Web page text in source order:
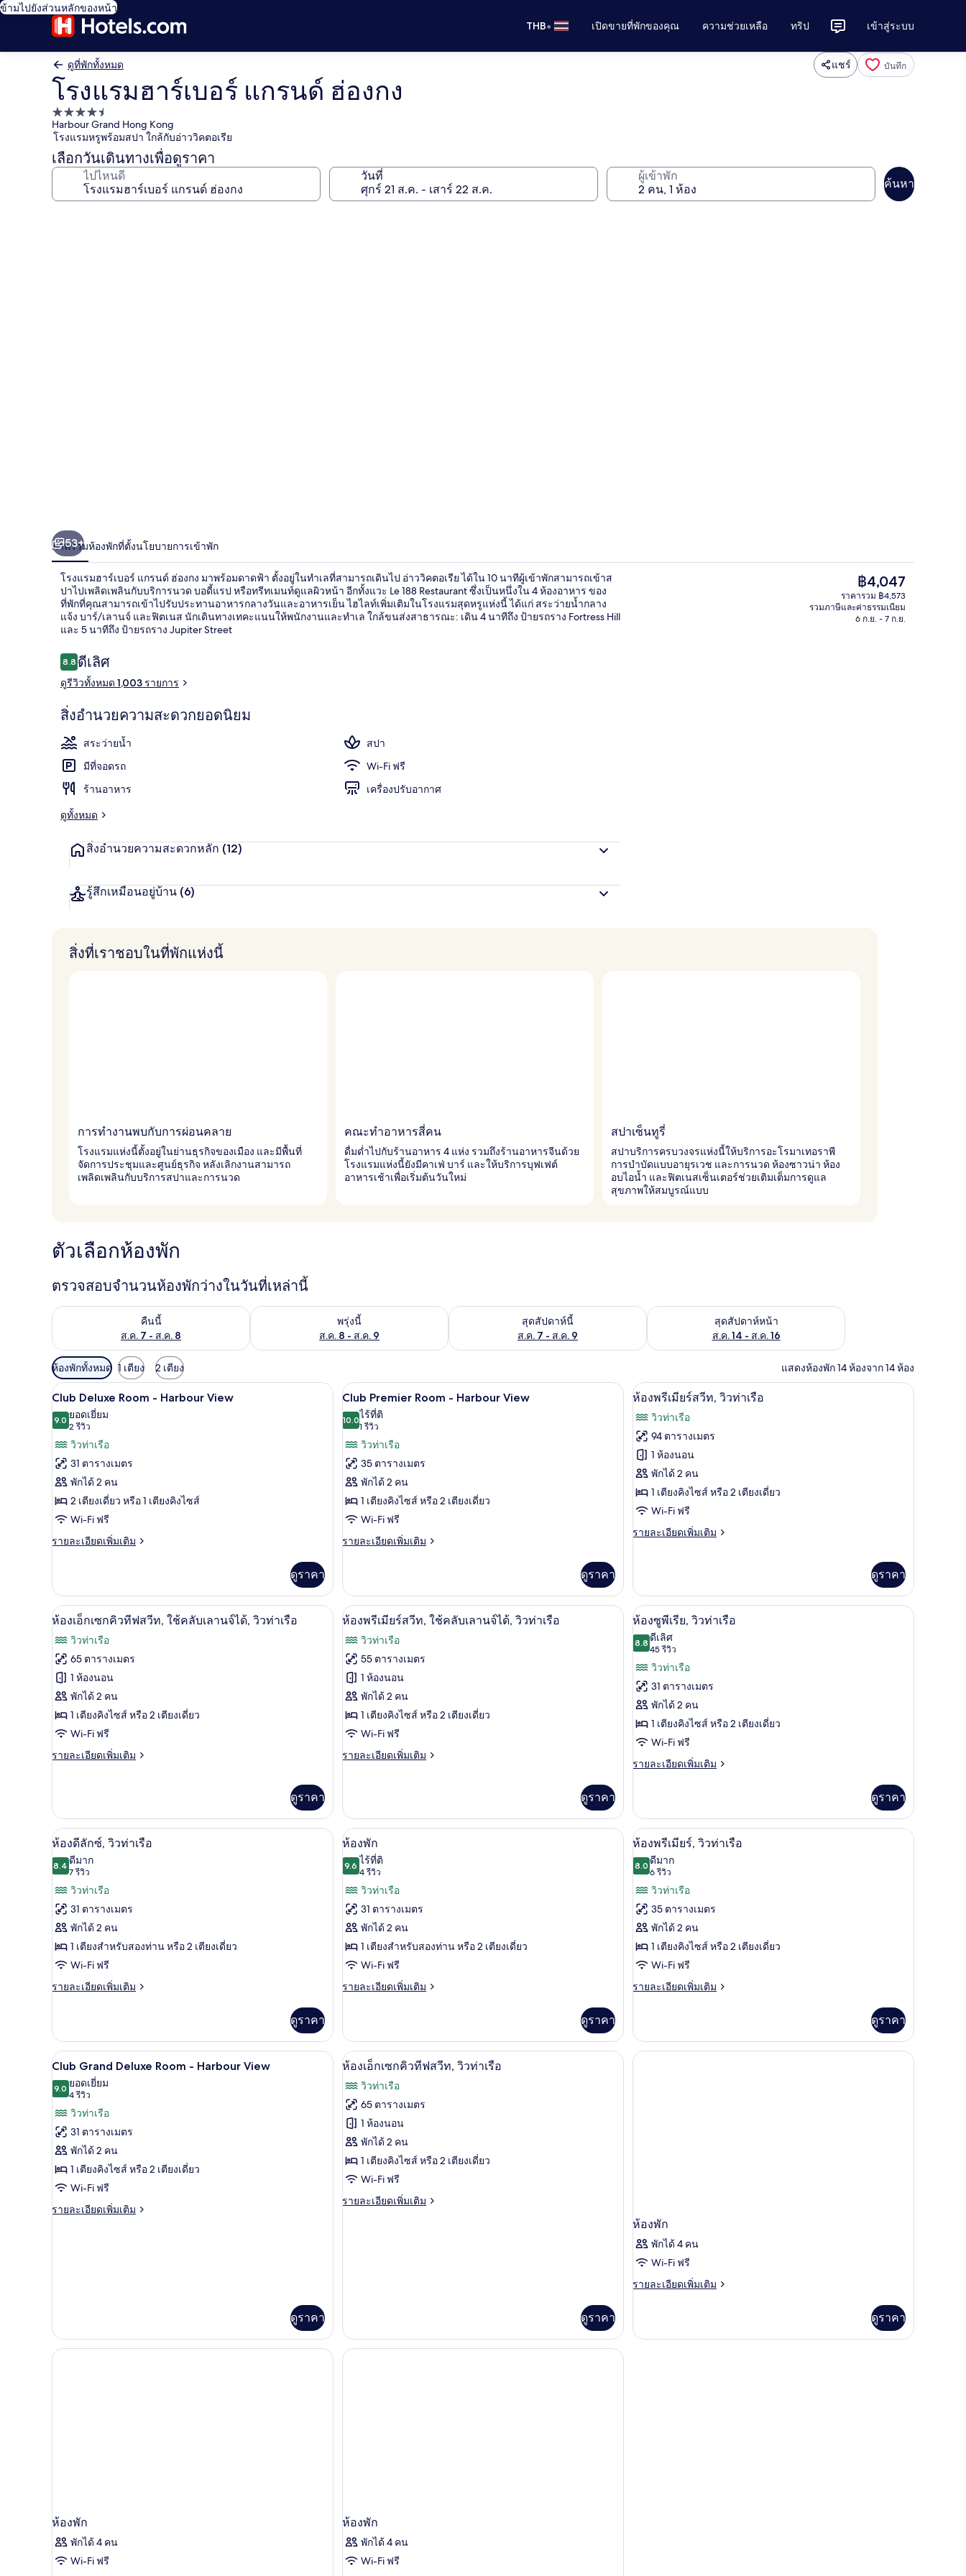
ข้ามไปยังส่วนหลักของหน้า
THB• เปิดขายที่พักของคุณ ความช่วยเหลือ ทริป เข้าสู่ระบบ
ดูที่พักทั้งหมด แชร์ บันทึก
โรงแรมฮาร์เบอร์ แกรนด์ ฮ่องกง
ที่พัก
4.5
ดาว
Harbour Grand Hong Kong
โรงแรมหรูพร้อมสปา ใกล้กับอ่าววิคตอเรีย
เลือกวันเดินทางเพื่อดูราคา
ไปไหนดี วันที่ ผู้เข้าพัก
ค้นหา
ภายใน
53+
ภาพรวมห้องพักที่ตั้งนโยบายการเข้าพัก
โรงแรมฮาร์เบอร์ แกรนด์ ฮ่องกง มาพร้อมดาดฟ้า ตั้งอยู่ในทำเลที่สามารถเดินไป อ่าววิคตอเรีย ได้ใน 10 นาทีผู้เข้าพักสามารถเข้าส
ปาไปเพลิดเพลินกับบริการนวด บอดี้แรป หรือทรีทเมนท์ดูแลผิวหน้า อีกทั้งแวะ Le 188 Restaurant ซึ่งเป็นหนึ่งใน 4 ห้องอาหาร ของ
ที่พักที่คุณสามารถเข้าไปรับประทานอาหารกลางวันและอาหารเย็น ไฮไลท์เพิ่มเติมในโรงแรมสุดหรูแห่งนี้ ได้แก่ สระว่ายน้ำกลาง
แจ้ง บาร์/เลานจ์ และฟิตเนส นักเดินทางเทคะแนนให้พนักงานและทำเล ใกล้ขนส่งสาธารณะ: เดิน 4 นาทีถึง ป้ายรถราง Fortress Hill
และ 5 นาทีถึง ป้ายรถราง Jupiter Street
รีวิว
8.88.8 จาก 10
ดีเลิศ
ดูรีวิวทั้งหมด 1,003 รายการ
สิ่งอำนวยความสะดวกยอดนิยม
สระว่ายน้ำ
สปา
มีที่จอดรถ
Wi-Fi ฟรี
ร้านอาหาร
เครื่องปรับอากาศ
ดูทั้งหมด
สิ่งอำนวยความสะดวกหลัก (12)
รู้สึกเหมือนอยู่บ้าน (6)
ราคา
ปัจจุบัน
฿4,047
฿4,047
ราคารวม ฿4,573
รวมภาษีและค่าธรรมเนียม
6 ก.ย. - 7 ก.ย.
สิ่งที่เราชอบในที่พักแห่งนี้
การทำงานพบกับการผ่อนคลาย
โรงแรมแห่งนี้ตั้งอยู่ในย่านธุรกิจของเมือง และมีพื้นที่
จัดการประชุมและศูนย์ธุรกิจ หลังเลิกงานสามารถ
เพลิดเพลินกับบริการสปาและการนวด
คณะทำอาหารสี่คน
ดื่มด่ำไปกับร้านอาหาร 4 แห่ง รวมถึงร้านอาหารจีนด้วย
โรงแรมแห่งนี้ยังมีคาเฟ่ บาร์ และให้บริการบุฟเฟต์
อาหารเช้าเพื่อเริ่มต้นวันใหม่
สปาเซ็นทูรี่
สปาบริการครบวงจรแห่งนี้ให้บริการอะโรมาเทอราพี
การบำบัดแบบอายุรเวช และการนวด ห้องซาวน่า ห้อง
อบไอน้ำ และฟิตเนสเซ็นเตอร์ช่วยเติมเต็มการดูแล
สุขภาพให้สมบูรณ์แบบ
ตัวเลือกห้องพัก
ตรวจสอบจำนวนห้องพักว่างในวันที่เหล่านี้
คืนนี้
ส.ค. 7 - ส.ค. 8
ตรวจสอบจำนวนห้องพักว่างในคืนนี้ ส.ค. 7 - ส.ค. 8
พรุ่งนี้
ส.ค. 8 - ส.ค. 9
ตรวจสอบจำนวนห้องพักว่างในพรุ่งนี้ ส.ค. 8 - ส.ค. 9
สุดสัปดาห์นี้
ส.ค. 7 - ส.ค. 9
ตรวจสอบจำนวนห้องพักว่างในสุดสัปดาห์นี้ ส.ค. 7 - ส.ค. 9สุดสัปดาห์หน้า
ส.ค. 14 - ส.ค. 16
ตรวจสอบจำนวนห้องพักว่างในสุดสัปดาห์หน้า ส.ค. 14 - ส.ค. 16
ตัว
กรอง
ที่
มี
สำหรับ
ห้อง
พัก
ห้องพักทั้งหมด 1 เตียง 2 เตียง แสดงห้องพัก 14 ห้องจาก 14 ห้อง
เปิด
ภาพถ่าย
ทั้งหมด
ของ
Club
Deluxe
Room
-
Harbour
10
Club Deluxe Room - Harbour View
9.09.0 จาก 10
ยอดเยี่ยม
2 รีวิว
(2
รีวิว)
วิวท่าเรือ
31 ตารางเมตร
พักได้ 2 คน
2 เตียงเดี่ยว หรือ 1 เตียงคิงไซส์
Wi-Fi ฟรี
รายละเอียดเพิ่มเติม
ราย
เกี่ยว
กับ
Club
Room
Harbour
View
ดูราคา
เปิด
ภาพถ่าย
ทั้งหมด
ของ
Club
Premier
Room
-
Harbour
11
Club Premier Room - Harbour View
10.010.0 จาก 10
ไร้ที่ติ
1 รีวิว
(1
รีวิว)
วิวท่าเรือ
35 ตารางเมตร
พักได้ 2 คน
1 เตียงคิงไซส์ หรือ 2 เตียงเดี่ยว
Wi-Fi ฟรี
รายละเอียดเพิ่มเติม
ราย
เกี่ยว
กับ
Club
Room
Harbour
View
ดูราคา
เปิด
ภาพถ่าย
ทั้งหมด
ของ
ห้อง
พรีเมียร์
สวีท,
วิว
6
ห้องพรีเมียร์สวีท, วิวท่าเรือ
วิวท่าเรือ
94 ตารางเมตร
1 ห้องนอน
พักได้ 2 คน
1 เตียงคิงไซส์ หรือ 2 เตียงเดี่ยว
Wi-Fi ฟรี
รายละเอียดเพิ่มเติม
ราย
กับ
ห้อง
พรีเมียร์
สวี
ท,
วิว
ท่าเรือ
ดูราคา
เปิด
ภาพถ่าย
ทั้งหมด
ของ
ห้อง
เอ็ก
เซก
คิว
ใช้
คลับ
เลา
นจ์
ได้,
วิว
ท่าเรือ
มินิบาร์, ตู้นิรภัยในห้องพัก, โต๊ะทำงาน, เตียงเสริม/เปล
6
ห้องเอ็กเซกคิวทีฟสวีท, ใช้คลับเลานจ์ได้, วิวท่าเรือ
วิวท่าเรือ
65 ตารางเมตร
1 ห้องนอน
พักได้ 2 คน
1 เตียงคิงไซส์ หรือ 2 เตียงเดี่ยว
Wi-Fi ฟรี
รายละเอียดเพิ่มเติม
ราย
กับ
ห้อง
เอ็ก
เซก
คิว
ทีฟ
สวี
ท,
ใช้
คลับ
เลา
นจ์
วิว
ดูราคา
เปิด
ภาพถ่าย
ทั้งหมด
ของ
ห้อง
พรีเมียร์
สวีท,
ใช้
นจ์
ได้,
วิว
ท่าเรือ
วิวริมน้ำ
6
ห้องพรีเมียร์สวีท, ใช้คลับเลานจ์ได้, วิวท่าเรือ
วิวท่าเรือ
55 ตารางเมตร
1 ห้องนอน
พักได้ 2 คน
1 เตียงคิงไซส์ หรือ 2 เตียงเดี่ยว
Wi-Fi ฟรี
รายละเอียดเพิ่มเติม
ราย
กับ
ห้อง
พรีเมียร์
สวี
ท,
ใช้
คลับ
เลา
นจ์
ได้,
วิว
ท่าเรือ
ดูราคา
เปิด
ภาพถ่าย
ทั้งหมด
ของ
ห้อง
ซู
พี
เรีย,
ห้องซูพีเรีย, วิวท่าเรือ | วิวจากห้องพัก
12
ห้องซูพีเรีย, วิวท่าเรือ
8.88.8 จาก 10
ดีเลิศ
45 รีวิว
(45
รีวิว)
วิวท่าเรือ
31 ตารางเมตร
พักได้ 2 คน
1 เตียงคิงไซส์ หรือ 2 เตียงเดี่ยว
Wi-Fi ฟรี
รายละเอียดเพิ่มเติม
ราย
เกี่ยว
กับ
ห้อง
พี
วิว
ท่าเรือ
ดูราคา
เปิด
ภาพถ่าย
ทั้งหมด
ของ
ห้อง
ดี
ลัก
ซ์,
11
ห้องดีลักซ์, วิวท่าเรือ
8.48.4 จาก 10
ดีมาก
7 รีวิว
(7
รีวิว)
วิวท่าเรือ
31 ตารางเมตร
พักได้ 2 คน
1 เตียงสำหรับสองท่าน หรือ 2 เตียงเดี่ยว
Wi-Fi ฟรี
รายละเอียดเพิ่มเติม
ราย
เกี่ยว
กับ
ห้อง
ลัก
วิว
ท่าเรือ
ดูราคา
เปิด
ภาพถ่าย
ทั้งหมด
ของ
ห้อง
พัก
11
ห้องพัก
9.69.6 จาก 10
ไร้ที่ติ
4 รีวิว
(4
รีวิว)
วิวท่าเรือ
31 ตารางเมตร
พักได้ 2 คน
1 เตียงสำหรับสองท่าน หรือ 2 เตียงเดี่ยว
Wi-Fi ฟรี
รายละเอียดเพิ่มเติม
ราย
เกี่ยว
กับ
ห้อง
ดูราคา
เปิด
ภาพถ่าย
ทั้งหมด
ของ
ห้อง
พรีเมียร์,
วิว
ท่าเรือ
12
ห้องพรีเมียร์, วิวท่าเรือ
8.08.0 จาก 10
ดีมาก
6 รีวิว
(6
รีวิว)
วิวท่าเรือ
35 ตารางเมตร
พักได้ 2 คน
1 เตียงคิงไซส์ หรือ 2 เตียงเดี่ยว
Wi-Fi ฟรี
รายละเอียดเพิ่มเติม
ราย
เกี่ยว
กับ
ห้อง
ดูราคา
เปิด
ภาพถ่าย
ทั้งหมด
ของ
Club
Grand
Deluxe
Room
-
10
Club Grand Deluxe Room - Harbour View
9.09.0 จาก 10
ยอดเยี่ยม
4 รีวิว
(4
รีวิว)
วิวท่าเรือ
31 ตารางเมตร
พักได้ 2 คน
1 เตียงคิงไซส์ หรือ 2 เตียงเดี่ยว
Wi-Fi ฟรี
รายละเอียดเพิ่มเติม
ราย
-
Harbour
ดูราคา
เปิด
ภาพถ่าย
ทั้งหมด
ของ
ห้อง
เอ็ก
เซก
คิว
วิวริมน้ำ
6
ห้องเอ็กเซกคิวทีฟสวีท, วิวท่าเรือ
วิวท่าเรือ
65 ตารางเมตร
1 ห้องนอน
พักได้ 2 คน
1 เตียงคิงไซส์ หรือ 2 เตียงเดี่ยว
Wi-Fi ฟรี
รายละเอียดเพิ่มเติม
ราย
ทีฟ
สวี
ท,
ดูราคา
ห้องพัก
พักได้ 4 คน
Wi-Fi ฟรี
รายละเอียดเพิ่มเติม
ราย
เกี่ยว
ดูราคา
ห้องพัก
พักได้ 4 คน
Wi-Fi ฟรี
ห้องพัก
พักได้ 4 คน
Wi-Fi ฟรี